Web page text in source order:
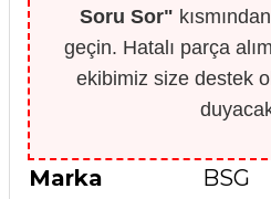
Soru Sor"
geçin. Hatalı parça
ekibimiz size destek
Marka
BSG